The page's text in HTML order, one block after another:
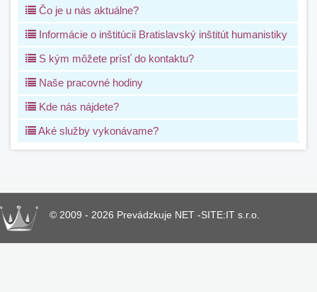
Čo je u nás aktuálne?
Informácie o inštitúcii Bratislavský inštitút humanistiky
S kým môžete prísť do kontaktu?
Naše pracovné hodiny
Kde nás nájdete?
Aké služby vykonávame?
© 2009 - 2026 Prevádzkuje NET -SITE:IT s.r.o.